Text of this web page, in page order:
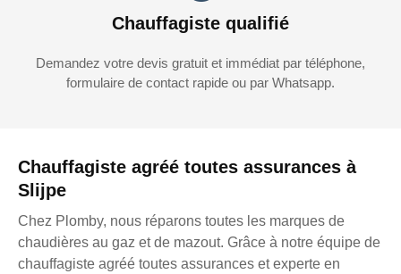
Chauffagiste agréé toutes assurances à
Slijpe
Chez Plomby, nous réparons toutes les marques de
chaudières au gaz et de mazout. Grâce à notre équipe de
chauffagiste agréé toutes assurances et experte en
Chauffagiste qualifié
Demandez votre devis gratuit et immédiat par téléphone,
formulaire de contact rapide ou par Whatsapp.